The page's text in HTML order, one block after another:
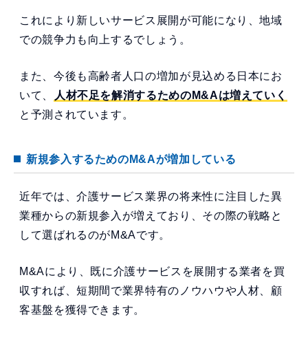
これにより新しいサービス展開が可能になり、地域
での競争力も向上するでしょう。
また、今後も高齢者人口の増加が見込める日本にお
いて、
人材不足を解消するためのM&Aは増えていく
と予測されています。
新規参入するためのM&Aが増加している
近年では、介護サービス業界の将来性に注目した異
業種からの新規参入が増えており、その際の戦略と
して選ばれるのがM&Aです。
M&Aにより、既に介護サービスを展開する業者を買
収すれば、短期間で業界特有のノウハウや人材、顧
客基盤を獲得できます。